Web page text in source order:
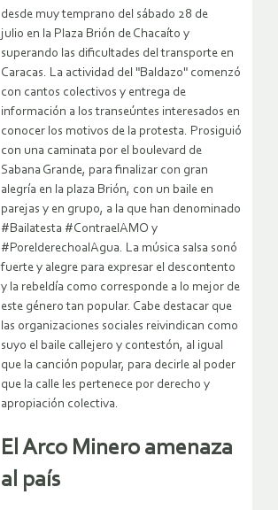
desde muy temprano del sábado 28 de
julio en la Plaza Brión de Chacaíto y
superando las dificultades del transporte en
Caracas. La actividad del "Baldazo" comenzó
con cantos colectivos y entrega de
información a los transeúntes interesados en
conocer los motivos de la protesta. Prosiguió
con una caminata por el boulevard de
Sabana Grande, para finalizar con gran
alegría en la plaza Brión, con un baile en
parejas y en grupo, a la que han denominado
#Bailatesta #ContraelAMO y
#PorelderechoalAgua. La música salsa sonó
fuerte y alegre para expresar el descontento
y la rebeldía como corresponde a lo mejor de
este género tan popular. Cabe destacar que
las organizaciones sociales reivindican como
suyo el baile callejero y contestón, al igual
que la canción popular, para decirle al poder
que la calle les pertenece por derecho y
apropiación colectiva.
El Arco Minero amenaza
al país